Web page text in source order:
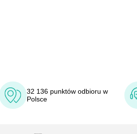
32 136 punktów odbioru w
Polsce